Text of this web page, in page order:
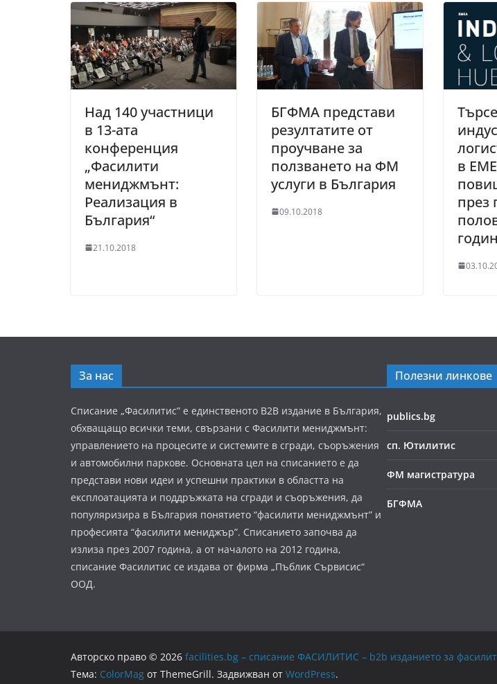
Над 140 участници
в 13-ата
конференция
„Фасилити
мениджмънт:
Реализация в
България“
21.10.2018
БГФМА представи
резултатите от
проучване за
ползването на ФМ
услуги в България
09.10.2018
в
през
За нас
Списание „Фасилитис” е единственото B2B издание в България,
обхващащо всички теми, свързани с Фасилити мениджмънт:
управлението на процесите и системите в сгради, съоръжения
и автомобилни паркове. Основната цел на списанието е да
представи нови идеи и успешни практики в областта на
експлоатацията и поддръжката на сгради и съоръжения, да
популяризира в България понятието “фасилити мениджмънт” и
професията “фасилити мениджър”. Списанието започва да
излиза през 2007 година, а от началото на 2012 година,
списание Фасилитис се издава от фирма „Пъблик Сървисис“
ООД.
Полезни линкове
publics.bg
сп. Ютилитис
ФМ магистратура
БГФМА
Авторско право © 2026 facilities.bg – списание ФАСИЛИТИС – b2b изданието за
Тема: ColorMag от ThemeGrill. Задвижван от WordPress.